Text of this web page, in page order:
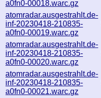
a0fn0-00018.warc.gz
atomradar.ausgestrahlt.de-
inf-20230418-210835-
a0fn0-00019.warc.gz
atomradar.ausgestrahlt.de-
inf-20230418-210835-
a0fn0-00020.warc.gz
atomradar.ausgestrahlt.de-
inf-20230418-210835-
a0fn0-00021.warc.gz